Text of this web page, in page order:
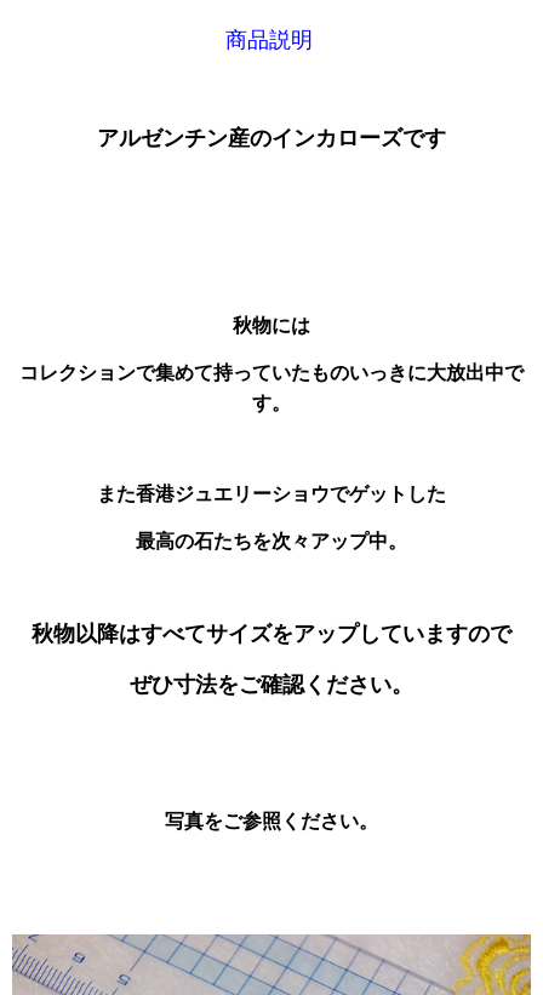
商品説明
アルゼンチン産のインカローズです
秋物には
コレクションで集めて持っていたものいっきに大放出中で
す。
また香港ジュエリーショウでゲットした
最高の石たちを次々アップ中。
秋物以降はすべてサイズをアップしていますので
ぜひ寸法をご確認ください。
写真をご参照ください。